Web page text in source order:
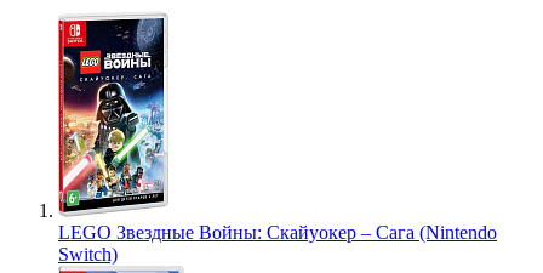
LEGO Звездные Войны: Скайуокер – Сага (Nintendo
Switch)